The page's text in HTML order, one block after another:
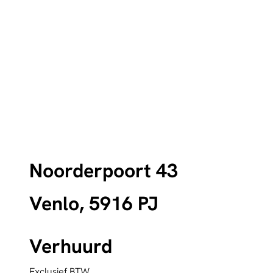
Noorderpoort 43
Venlo, 5916 PJ
Verhuurd